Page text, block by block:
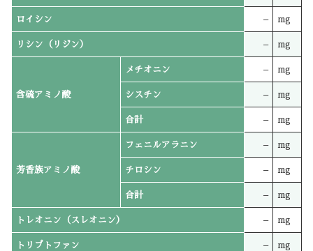
ロイシン – mg
リシン（リジン） – mg
含硫アミノ酸
メチオニン – mg
シスチン – mg
合計 – mg
芳香族アミノ酸
フェニルアラニン – mg
チロシン – mg
合計 – mg
トレオニン（スレオニン） – mg
トリプトファン – mg